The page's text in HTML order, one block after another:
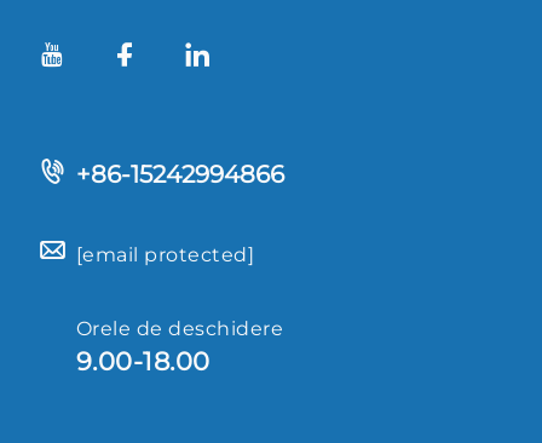
+86-15242994866
[email protected]
Orele de deschidere
9.00-18.00